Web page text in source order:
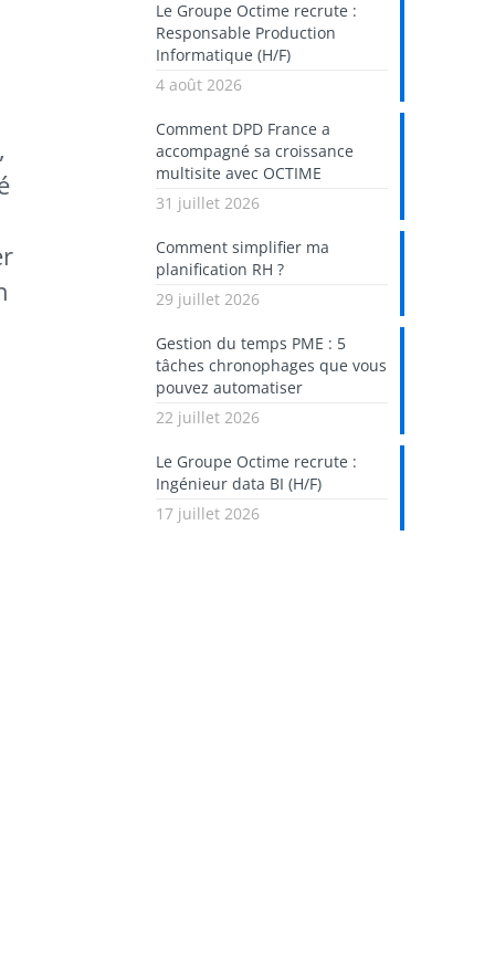
Le Groupe Octime recrute :
Responsable Production
Informatique (H/F)
4 août 2026
Comment DPD France a
accompagné sa croissance
multisite avec OCTIME
31 juillet 2026
Comment simplifier ma
planification RH ?
29 juillet 2026
Gestion du temps PME : 5
tâches chronophages que vous
pouvez automatiser
22 juillet 2026
Le Groupe Octime recrute :
Ingénieur data BI (H/F)
17 juillet 2026